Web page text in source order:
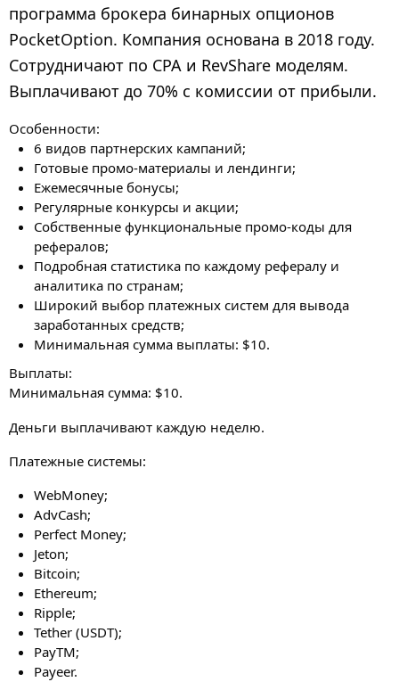
программа брокера бинарных опционов
PocketOption. Компания основана в 2018 году.
Сотрудничают по CPA и RevShare моделям.
Выплачивают до 70% с комиссии от прибыли.
Особенности:
6 видов партнерских кампаний;
Готовые промо-материалы и лендинги;
Ежемесячные бонусы;
Регулярные конкурсы и акции;
Собственные функциональные промо-коды для
рефералов;
Подробная статистика по каждому рефералу и
аналитика по странам;
Широкий выбор платежных систем для вывода
заработанных средств;
Минимальная сумма выплаты: $10.
Выплаты:
Минимальная сумма: $10.
Деньги выплачивают каждую неделю.
Платежные системы:
WebMoney;
AdvCash;
Perfect Money;
Jeton;
Bitcoin;
Ethereum;
Ripple;
Tether (USDT);
PayTM;
Payeer.